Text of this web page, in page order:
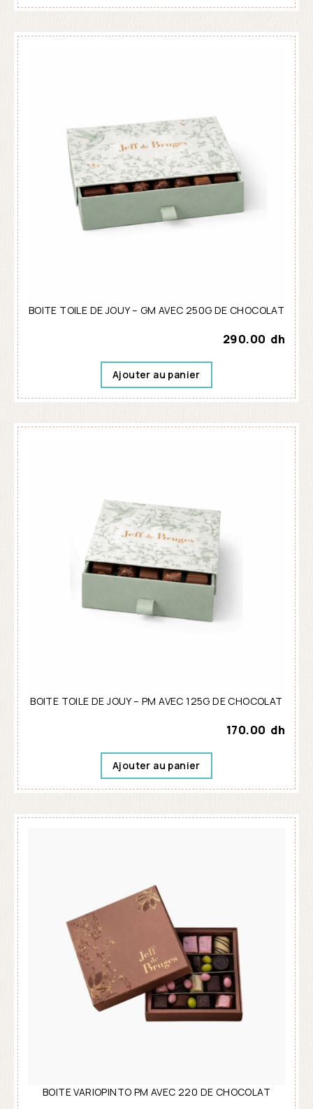
BOITE TOILE DE JOUY – GM AVEC 250G DE CHOCOLAT
290.00 dh
Ajouter au panier
BOITE TOILE DE JOUY – PM AVEC 125G DE CHOCOLAT
170.00 dh
Ajouter au panier
BOITE VARIOPINTO PM AVEC 220 DE CHOCOLAT